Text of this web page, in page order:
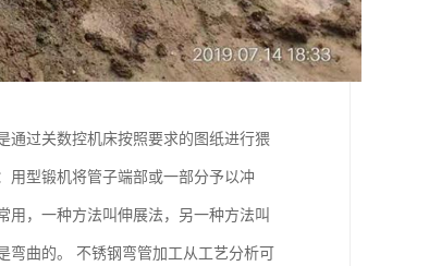
通过关数控机床按照要求的图纸进行猥
用型锻机将管子端部或一部分予以冲
用，一种方法叫伸展法，另一种方法叫
曲的。 不锈钢弯管加工从工艺分析可